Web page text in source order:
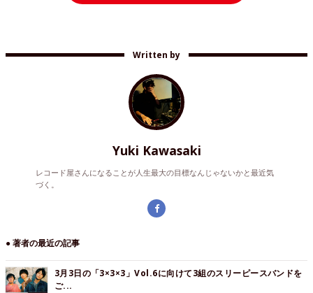
Written by
Yuki Kawasaki
レコード屋さんになることが人生最大の目標なんじゃないかと最近気
づく。
● 著者の最近の記事
3月3日の「3×3×3」Vol.6に向けて3組のスリーピースバンドを
ご...